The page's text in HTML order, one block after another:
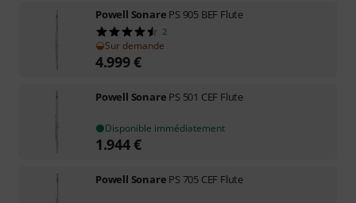
Powell Sonare PS 905 BEF Flute
2
Sur demande
4.999€
Powell Sonare PS 501 CEF Flute
Disponible immédiatement
1.944€
Powell Sonare PS 705 CEF Flute